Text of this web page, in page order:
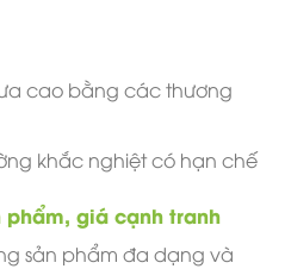
cao bằng các thương
khắc nghiệt có hạn chế
giá cạnh tranh
sản phẩm đa dạng và